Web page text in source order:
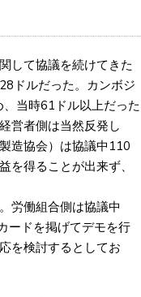
して協議を続けてきた
ドルだった。カンボジ
当時61ドル以上だった
営者側は当然反発し
造協会）は協議中110
を得ることが出来ず、
労働組合側は協議中
ードを掲げてデモを行
を検討するとしてお